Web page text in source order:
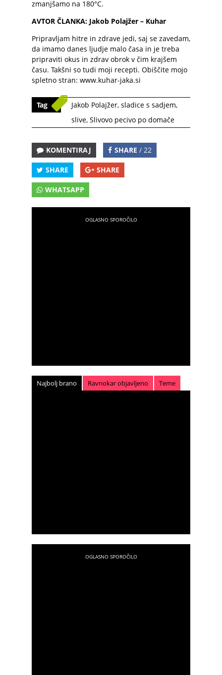
zmanjšamo na 180°C.
AVTOR ČLANKA: Jakob Polajžer – Kuhar
Pripravljam hitre in zdrave jedi, saj se zavedam,
da imamo danes ljudje malo časa in je treba
pripraviti okus in zdrav obrok v čim krajšem
času. Takšni so tudi moji recepti. Obiščite mojo
spletno stran: www.kuhar-jaka.si
Tag Jakob Polajžer, sladice s sadjem,
slive, Slivovo pecivo po domače
KOMENTIRAJ SHARE / 22
SHARE SHARE
WHATSAPP
Najbolj brano Ravnokar objavljeno Teme